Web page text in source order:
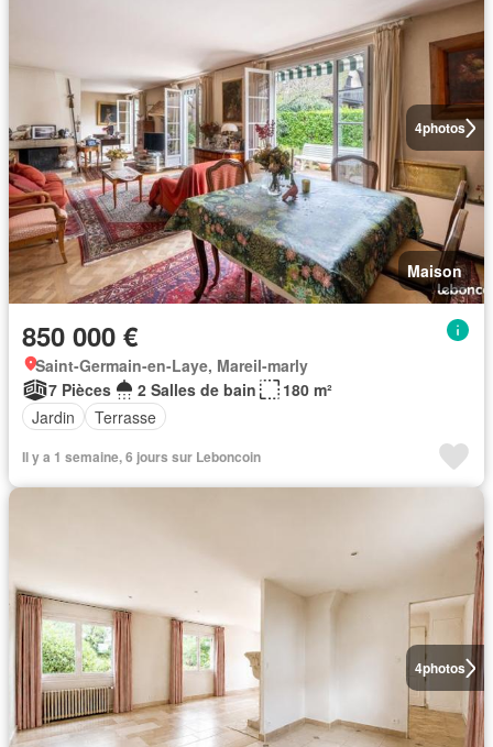
4photos
Maison
850 000 €
Saint-Germain-en-Laye, Mareil-marly
7 Pièces
2 Salles de bain
180 m²
Jardin
Terrasse
Il y a 1 semaine, 6 jours sur Leboncoin
4photos